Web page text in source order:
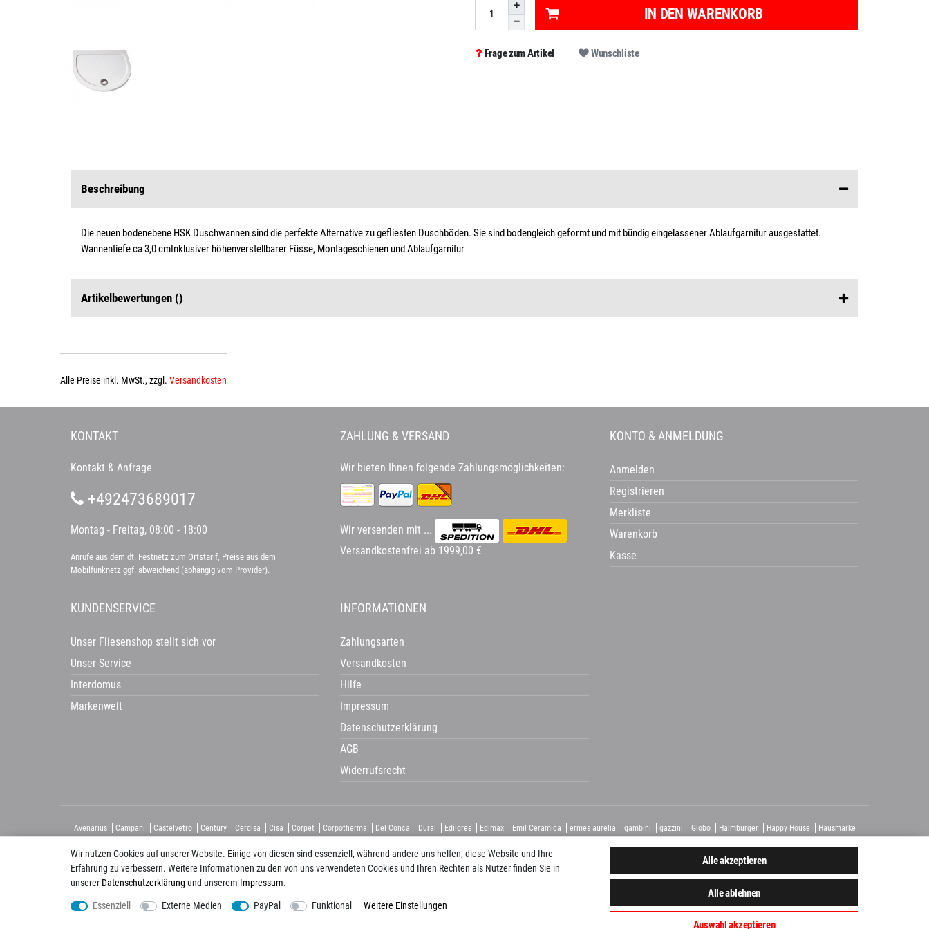
IN DEN WARENKORB
Frage zum Artikel Wunschliste
Beschreibung
Die neuen bodenebene HSK Duschwannen sind die perfekte Alternative zu gefliesten Duschböden. Sie sind bodengleich geformt und mit bündig eingelassener Ablaufgarnitur ausgestattet.
Wannentiefe ca 3,0 cmInklusiver höhenverstellbarer Füsse, Montageschienen und Ablaufgarnitur
Artikelbewertungen ()
Alle Preise inkl. MwSt., zzgl. Versandkosten
Wir nutzen Cookies auf unserer Website. Einige von diesen sind essenziell, während andere uns helfen, diese Website und Ihre
Erfahrung zu verbessern. Weitere Informationen zu den von uns verwendeten Cookies und Ihren Rechten als Nutzer finden Sie in
unserer Daten­schutz­erklärung und unserem Impressum.
Essenziell Externe Medien PayPal Funktional Weitere Einstellungen
Alle akzeptieren
Alle ablehnen
Auswahl akzeptieren
KONTAKT
Kontakt & Anfrage
+492473689017
Montag - Freitag, 08:00 - 18:00
Anrufe aus dem dt. Festnetz zum Ortstarif, Preise aus dem
Mobilfunknetz ggf. abweichend (abhängig vom Provider).
ZAHLUNG & VERSAND
Wir bieten Ihnen folgende Zahlungsmöglichkeiten:
Wir versenden mit ...
Versandkostenfrei ab 1999,00 €
KONTO & ANMELDUNG
Anmelden
Registrieren
Merkliste
Warenkorb
Kasse
KUNDENSERVICE
Unser Fliesenshop stellt sich vor
Unser Service
Interdomus
Markenwelt
INFORMATIONEN
Zahlungsarten
Versandkosten
Hilfe
Impressum
Datenschutzerklärung
AGB
Widerrufsrecht
Avenarius Campani Castelvetro Century Cerdisa Cisa Corpet Corpotherma Del Conca Dural Edilgres Edimax Emil Ceramica ermes aurelia gambini gazzini Globo Halmburger Happy House
Hausmarke
Folgen Sie uns auch auf: